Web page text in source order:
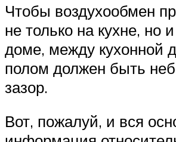
Чтобы воздухообмен
не только на кухне, но
доме, между кухонной
полом должен быть
зазор.
Вот, пожалуй, и вся